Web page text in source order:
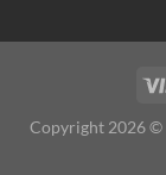
Copyright 2026 ©